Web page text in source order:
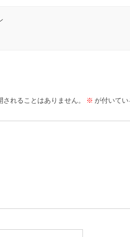
れることはありません。 ※ が付いて